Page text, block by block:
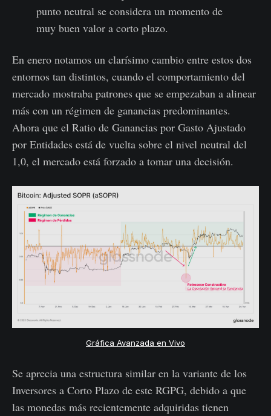
punto neutral se considera un momento de
muy buen valor a corto plazo.
En enero notamos un clarísimo cambio entre estos dos
entornos tan distintos, cuando el comportamiento del
mercado mostraba patrones que se empezaban a alinear
más con un régimen de ganancias predominantes.
Ahora que el Ratio de Ganancias por Gasto Ajustado
por Entidades está de vuelta sobre el nivel neutral del
1,0, el mercado está forzado a tomar una decisión.
Gráfica Avanzada en Vivo
Se aprecia una estructura similar en la variante de los
Inversores a Corto Plazo de este RGPG, debido a que
las monedas más recientemente adquiridas tienen